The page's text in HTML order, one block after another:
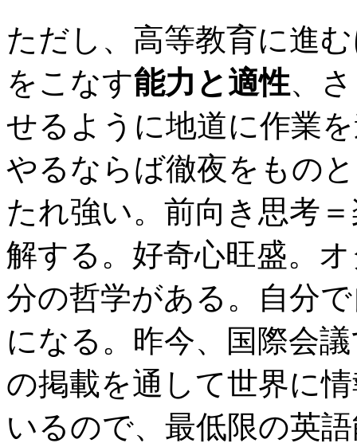
ただし、高等教育に進
をこなす能力と適性、
せるように地道に作業
やるならば徹夜をもの
たれ強い。前向き思考
解する。好奇心旺盛。
分の哲学がある。自分
になる。昨今、国際会
の掲載を通して世界に
いるので、最低限の英